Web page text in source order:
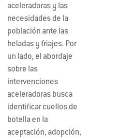
aceleradoras y las
necesidades de la
población ante las
heladas y friajes. Por
un lado, el abordaje
sobre las
intervenciones
aceleradoras busca
identificar cuellos de
botella en la
aceptación, adopción,